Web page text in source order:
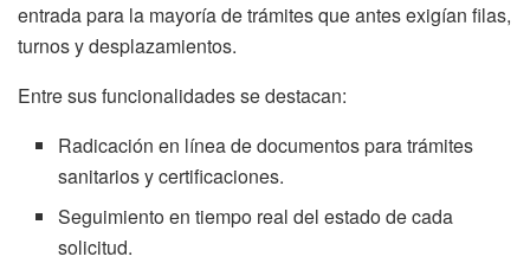
entrada para la mayoría de trámites que antes exigían filas,
turnos y desplazamientos.
Entre sus funcionalidades se destacan:
Radicación en línea de documentos para trámites
sanitarios y certificaciones.
Seguimiento en tiempo real del estado de cada
solicitud.